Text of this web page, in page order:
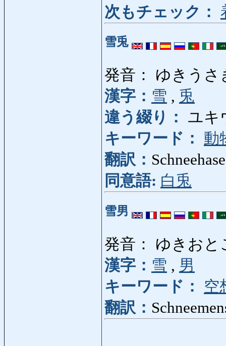
次もチェック：
雪兎
発音： ゆきうさ
漢字： 雪 , 兎
違う綴り：
ユキ
キーワード：
動
翻訳： Schneehase
同意語: 白兎
雪男
発音： ゆきおと
漢字： 雪 , 男
キーワード：
空
翻訳：